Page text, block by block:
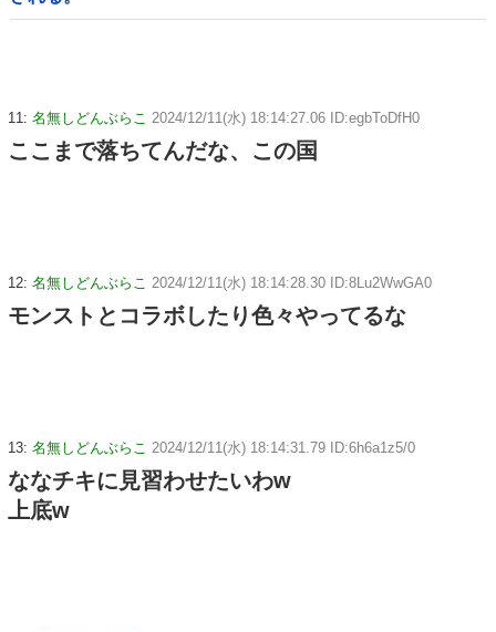
11: 名無しどんぶらこ 2024/12/11(水) 18:14:27.06 ID:egbToDfH0
ここまで落ちてんだな、この国
12: 名無しどんぶらこ 2024/12/11(水) 18:14:28.30 ID:8Lu2WwGA0
モンストとコラボしたり色々やってるな
13: 名無しどんぶらこ 2024/12/11(水) 18:14:31.79 ID:6h6a1z5/0
ななチキに見習わせたいわw
上底w